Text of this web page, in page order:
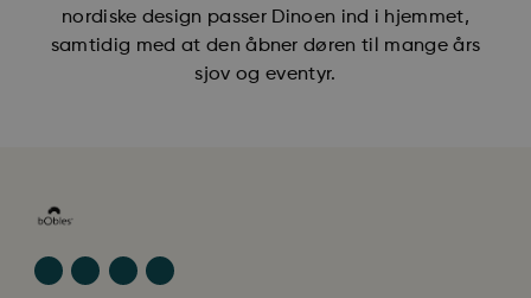
nordiske design passer Dinoen ind i hjemmet,
samtidig med at den åbner døren til mange års
sjov og eventyr.